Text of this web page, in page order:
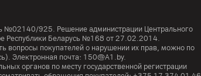
№02140/925. Решение администрации Центрального
Республики Беларусь №168 от 27.02.2014.
вопросы покупателей о нарушении их прав, можно по
Электронная почта: 150@A1.by.
органов по месту государственной регистрации